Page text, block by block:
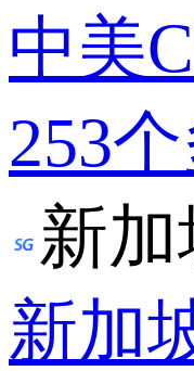
中美
253
新
新加